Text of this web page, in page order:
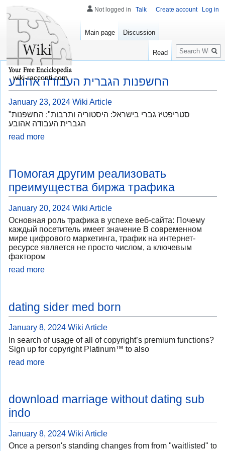
החשפנות הגברית העבודה אהובע
January 23, 2024 Wiki Article
"סטריפטיז גברי בישראל: היסטוריה ותרבות": החשפנות
הגברית העבודה אהובע
read more
Помогая другим реализовать
преимущества биржа трафика
January 20, 2024 Wiki Article
Основная роль трафика в успехе веб-сайта: Почему
каждый посетитель имеет значение В современном
мире цифрового маркетинга, трафик на интернет-
ресурсе является не просто числом, а ключевым
фактором
read more
dating sider med born
January 8, 2024 Wiki Article
In search of usage of all of copyright’s premium functions?
Sign up for copyright Platinum™ to also
read more
download marriage without dating sub
indo
January 8, 2024 Wiki Article
Once a person's standing changes from from "waitlisted" to
Not logged in Talk Create account Log in
Main page Discussion
Read
Search
wiki-racconti.com